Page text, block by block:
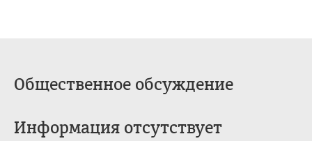
Общественное обсуждение
Информация отсутствует